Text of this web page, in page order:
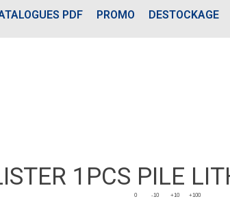
PDF PROMO DESTOCKAGE
1PCS PILE
0 -10 +10 +100